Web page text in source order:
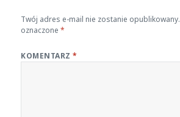
Twój adres e-mail nie zostanie opublikowany.
oznaczone*
KOMENTARZ*